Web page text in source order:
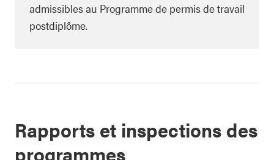
admissibles au Programme de permis de travail
postdiplôme.
Rapports et inspections des
programmes